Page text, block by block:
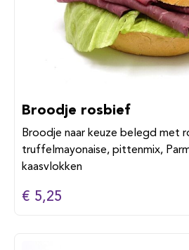
Broodje rosbief
Broodje naar keuze belegd met
truffelmayonaise, pittenmix,
kaasvlokken
€ 5,25